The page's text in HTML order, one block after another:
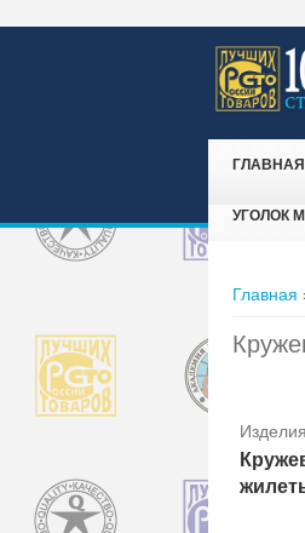
ГЛАВНАЯ
УГОЛОК
Вы
Главная